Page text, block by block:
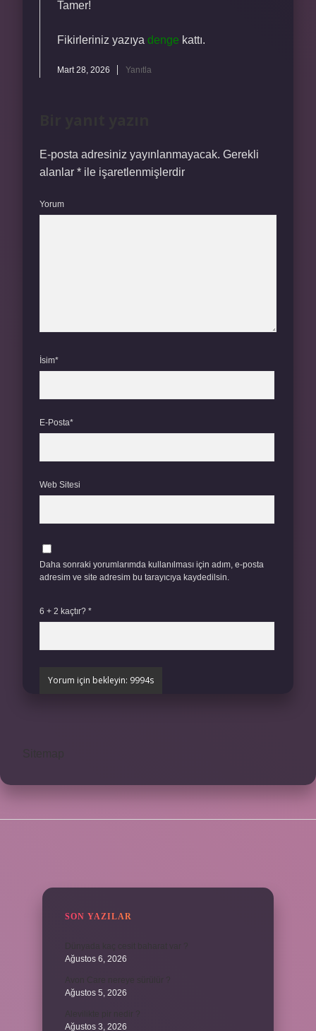
Tamer!
Fikirleriniz yazıya denge kattı.
Mart 28, 2026 Yanıtla
E-posta adresiniz yayınlanmayacak. Gerekli
alanlar * ile işaretlenmişlerdir
Yorum
İsim*
E-Posta*
Web Sitesi
Daha sonraki yorumlarımda kullanılması için adım, e-posta
adresim ve site adresim bu tarayıcıya kaydedilsin.
6 + 2 kaçtır? *
SON YAZILAR
Ağustos 6, 2026
Ağustos 5, 2026
Ağustos 3, 2026